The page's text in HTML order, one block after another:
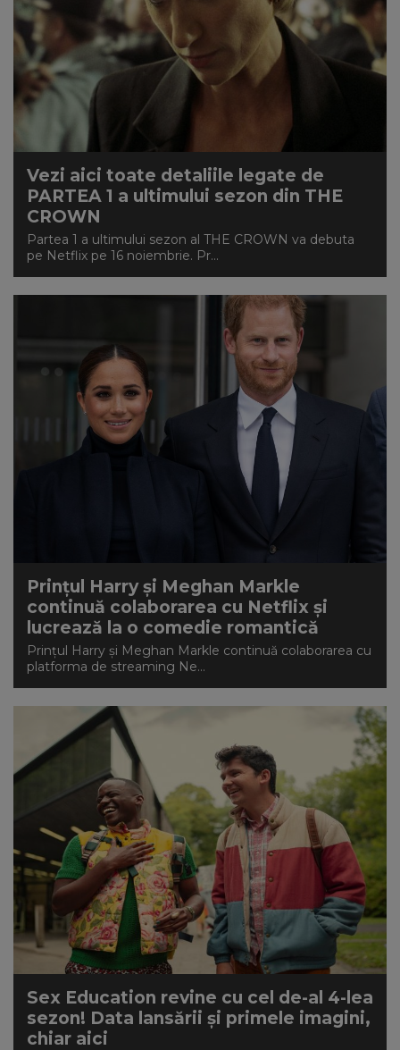
Vezi aici toate detaliile legate de
PARTEA 1 a ultimului sezon din THE
CROWN
Partea 1 a ultimului sezon al THE CROWN va debuta
pe Netflix pe 16 noiembrie. Pr...
Prințul Harry și Meghan Markle
continuă colaborarea cu Netflix și
lucrează la o comedie romantică
Prințul Harry și Meghan Markle continuă colaborarea cu
platforma de streaming Ne...
Sex Education revine cu cel de-al 4-lea
sezon! Data lansării și primele imagini,
chiar aici